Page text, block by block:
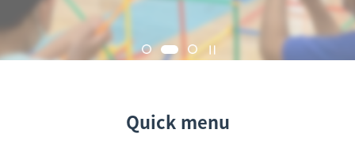
Quick menu